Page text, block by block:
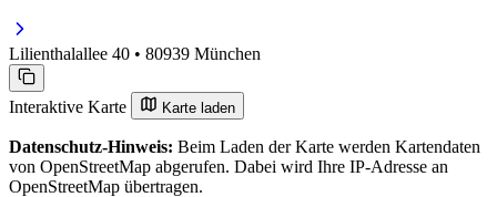
Lilienthalallee 40 • 80939 München
Interaktive Karte Karte laden
Datenschutz-Hinweis: Beim Laden der Karte werden Kartendaten
von OpenStreetMap abgerufen. Dabei wird Ihre IP-Adresse an
OpenStreetMap übertragen.